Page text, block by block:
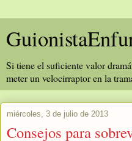
Si tiene el suficiente valor
meter un velocirraptor en la
miércoles, 3 de julio de 2013
Consejos para